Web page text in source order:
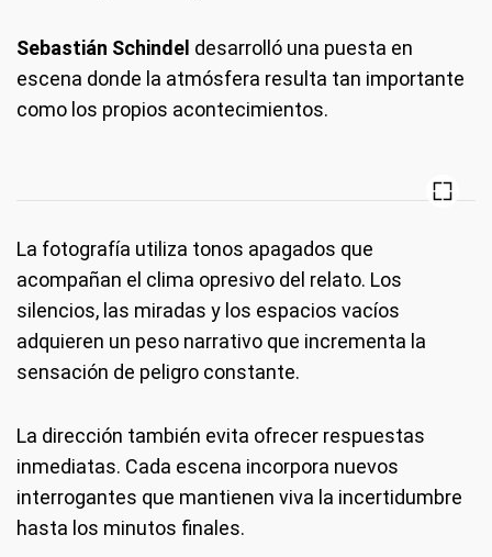
Sebastián Schindel desarrolló una puesta en
escena donde la atmósfera resulta tan importante
como los propios acontecimientos.
La fotografía utiliza tonos apagados que
acompañan el clima opresivo del relato. Los
silencios, las miradas y los espacios vacíos
adquieren un peso narrativo que incrementa la
sensación de peligro constante.
La dirección también evita ofrecer respuestas
inmediatas. Cada escena incorpora nuevos
interrogantes que mantienen viva la incertidumbre
hasta los minutos finales.